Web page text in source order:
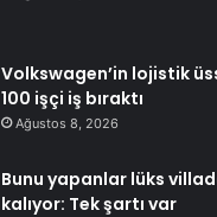
Volkswagen’in lojistik
100 işçi iş bıraktı
Ağustos 8, 2026
Bunu yapanlar lüks
kalıyor: Tek şartı var